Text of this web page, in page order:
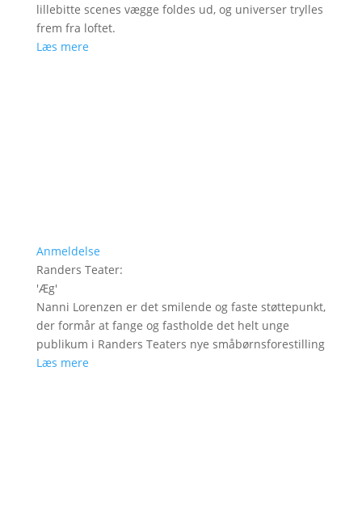
lillebitte scenes vægge foldes ud, og universer trylles
frem fra loftet.
Læs mere
Anmeldelse
Randers Teater:
'Æg'
Nanni Lorenzen er det smilende og faste støttepunkt,
der formår at fange og fastholde det helt unge
publikum i Randers Teaters nye småbørnsforestilling
Læs mere